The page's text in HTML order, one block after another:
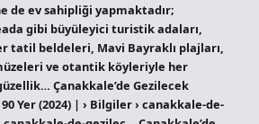
de ev sahipliği yapmaktadır;
gibi büyüleyici turistik adaları,
tatil beldeleri, Mavi Bayraklı plajları,
ve otantik köyleriyle her
Çanakkale’de Gezilecek
Yer (2024) | › Bilgiler › canakkale-de-